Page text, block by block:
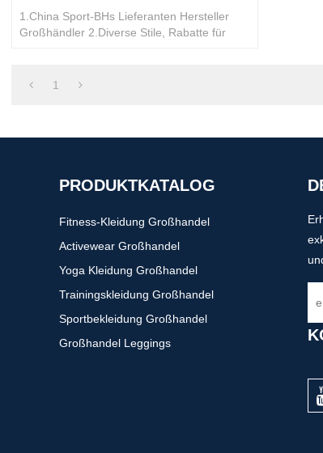
1.China Sport-BHs Lieferanten Hersteller
Großhändler 2.Diverse Stile, Rabatte für
1
PRODUKTKATALOG
Fitness-Kleidung Großhandel
Activewear Großhandel
Yoga Kleidung Großhandel
Trainingskleidung Großhandel
Sportbekleidung Großhandel
Großhandel Leggings